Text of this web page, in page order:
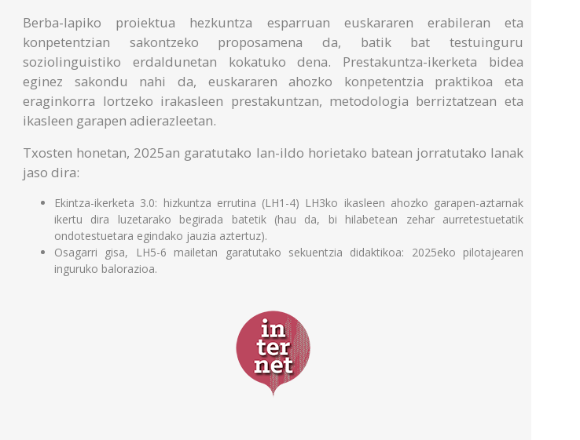
Berba-lapiko proiektua hezkuntza esparruan euskararen erabileran eta
konpetentzian sakontzeko proposamena da, batik bat testuinguru
soziolinguistiko erdaldunetan kokatuko dena. Prestakuntza-ikerketa bidea
eginez sakondu nahi da, euskararen ahozko konpetentzia praktikoa eta
eraginkorra lortzeko irakasleen prestakuntzan, metodologia berriztatzean eta
ikasleen garapen adierazleetan.
Txosten honetan, 2025an garatutako lan-ildo horietako batean jorratutako lanak
jaso dira:
Ekintza-ikerketa 3.0: hizkuntza errutina (LH1-4) LH3ko ikasleen ahozko garapen-aztarnak
ikertu dira luzetarako begirada batetik (hau da, bi hilabetean zehar aurretestuetatik
ondotestuetara egindako jauzia aztertuz).
Osagarri gisa, LH5-6 mailetan garatutako sekuentzia didaktikoa: 2025eko pilotajearen
inguruko balorazioa.